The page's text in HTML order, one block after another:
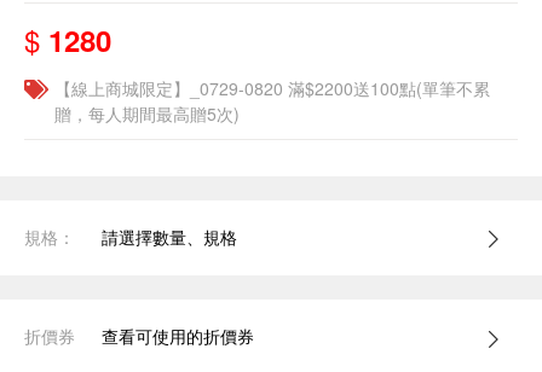
$ 1280
【線上商城限定】_0729-0820 滿$2200送100點(單筆不累
贈，每人期間最高贈5次)
規格： 請選擇數量、規格
折價券 查看可使用的折價券